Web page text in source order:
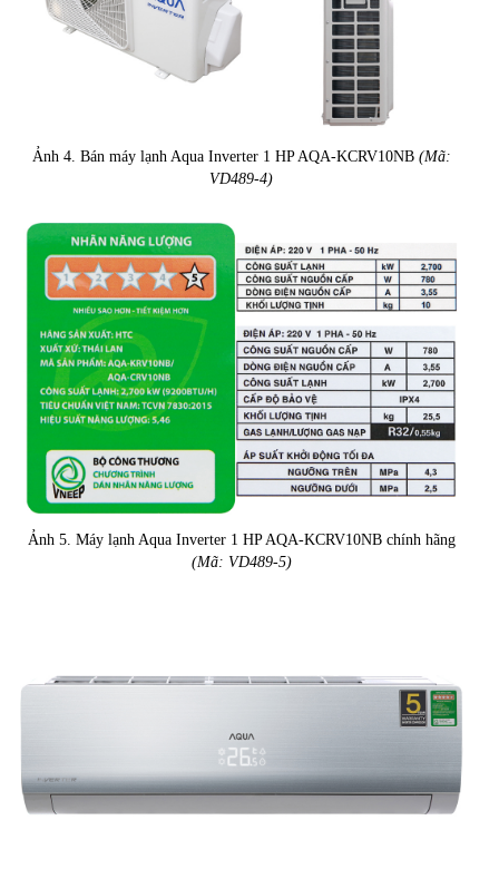
Ảnh 4. Bán máy lạnh Aqua Inverter 1 HP AQA-KCRV10NB (Mã:
VD489-4)
Ảnh 5. Máy lạnh Aqua Inverter 1 HP AQA-KCRV10NB chính hãng
(Mã: VD489-5)